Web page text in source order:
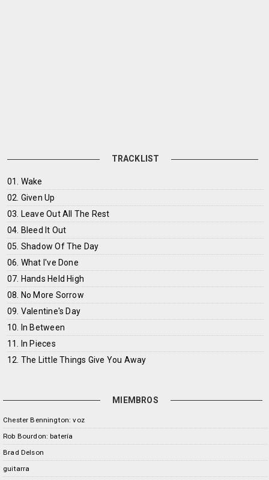
TRACKLIST
01. Wake
02. Given Up
03. Leave Out All The Rest
04. Bleed It Out
05. Shadow Of The Day
06. What I've Done
07. Hands Held High
08. No More Sorrow
09. Valentine's Day
10. In Between
11. In Pieces
12. The Little Things Give You Away
MIEMBROS
Chester Bennington: voz
Rob Bourdon: batería
Brad Delson
guitarra